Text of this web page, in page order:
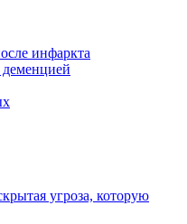
инфаркта
угроза, которую